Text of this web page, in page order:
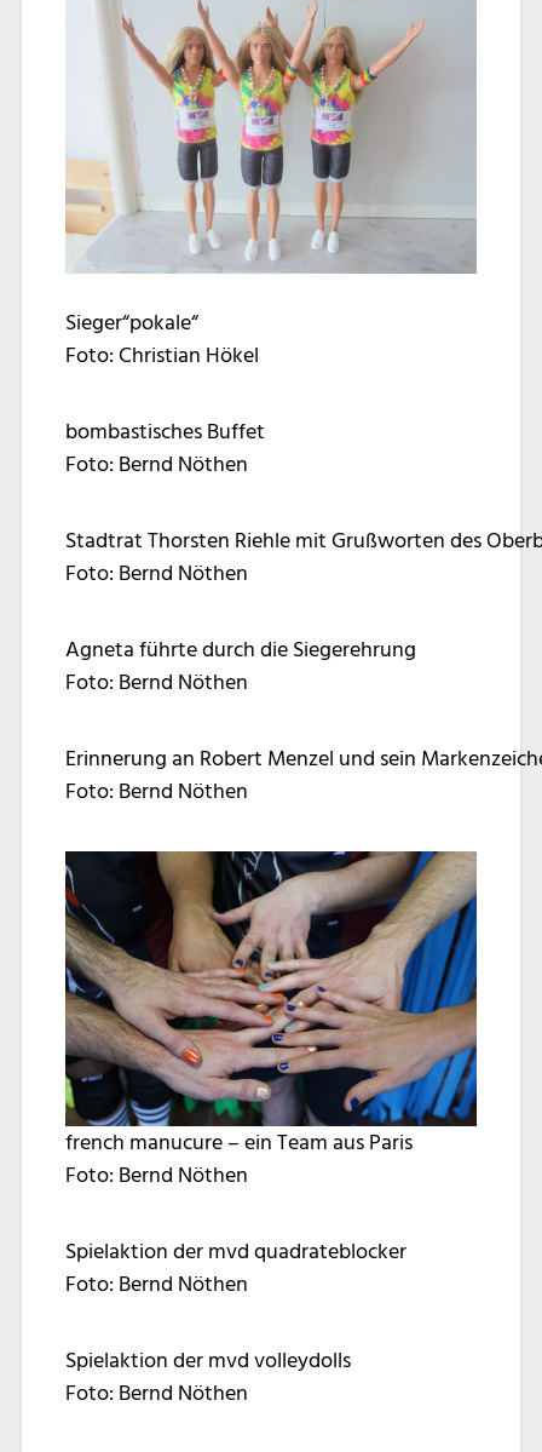
Sieger“pokale“
Foto: Christian Hökel
bombastisches Buffet
Foto: Bernd Nöthen
Stadtrat Thorsten Riehle mit Grußworten des
Foto: Bernd Nöthen
Agneta führte durch die Siegerehrung
Foto: Bernd Nöthen
Erinnerung an Robert Menzel und sein
Foto: Bernd Nöthen
french manucure – ein Team aus Paris
Foto: Bernd Nöthen
Spielaktion der mvd quadrateblocker
Foto: Bernd Nöthen
Spielaktion der mvd volleydolls
Foto: Bernd Nöthen